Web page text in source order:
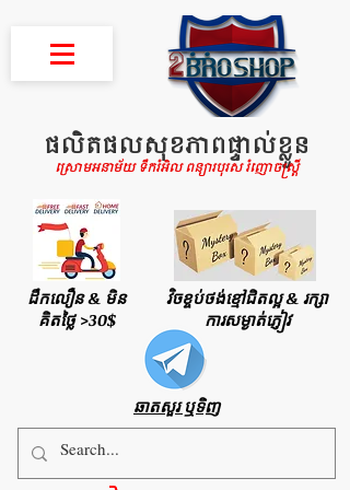
ផលិតផលសុខភាពផ្ទាល់ខ្លួន
ស្រោមអនាម័យ ទឹករំអិល ពន្យារបុរស រំញោចស្រ្តី
ដឹកលឿន & មិន
គិតថ្លៃ >30$
វិចខ្ចប់ថង់ខ្មៅជិតល្អ & រក្សា
ការសម្ងាត់ភ្ញៀវ
ឆាតសួរ ឬទិញ